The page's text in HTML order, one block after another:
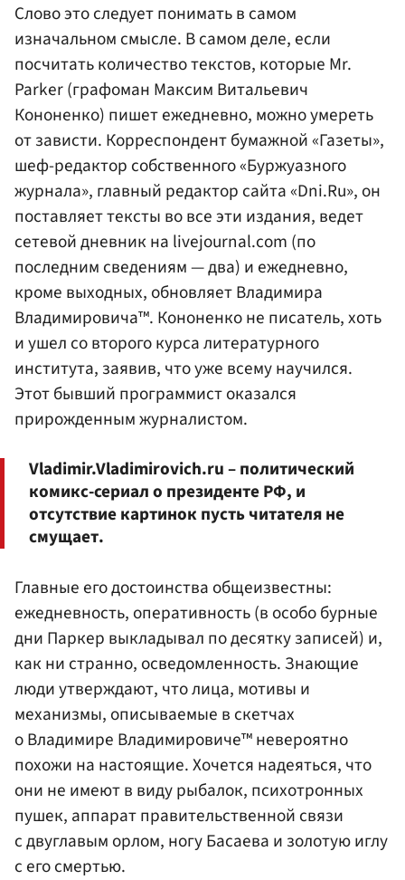
Слово это следует понимать в самом
изначальном смысле. В самом деле, если
посчитать количество текстов, которые Mr.
Parker (графоман Максим Витальевич
Кононенко) пишет ежедневно, можно умереть
от зависти. Корреспондент бумажной «Газеты»,
шеф-редактор собственного «Буржуазного
журнала», главный редактор сайта «Dni.Ru», он
поставляет тексты во все эти издания, ведет
сетевой дневник на livejournal.com (по
последним сведениям — два) и ежедневно,
кроме выходных, обновляет Владимира
Владимировича™. Кононенко не писатель, хоть
и ушел со второго курса литературного
института, заявив, что уже всему научился.
Этот бывший программист оказался
прирожденным журналистом.
Vladimir.Vladimirovich.ru – политический
комикс-сериал о президенте РФ, и
отсутствие картинок пусть читателя не
смущает.
Главные его достоинства общеизвестны:
ежедневность, оперативность (в особо бурные
дни Паркер выкладывал по десятку записей) и,
как ни странно, осведомленность. Знающие
люди утверждают, что лица, мотивы и
механизмы, описываемые в скетчах
о Владимире Владимировиче™ невероятно
похожи на настоящие. Хочется надеяться, что
они не имеют в виду рыбалок, психотронных
пушек, аппарат правительственной связи
с двуглавым орлом, ногу Басаева и золотую иглу
с его смертью.